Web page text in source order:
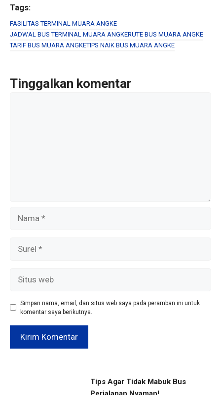
ce
b
o
er
e
Tags:
FASILITAS TERMINAL MUARA ANGKE
JADWAL BUS TERMINAL MUARA ANGKERUTE BUS MUARA ANGKE
TARIF BUS MUARA ANGKETIPS NAIK BUS MUARA ANGKE
Tinggalkan komentar
web
Simpan nama, email, dan situs web saya pada peramban ini untuk
komentar saya berikutnya.
Tips Agar Tidak Mabuk Bus